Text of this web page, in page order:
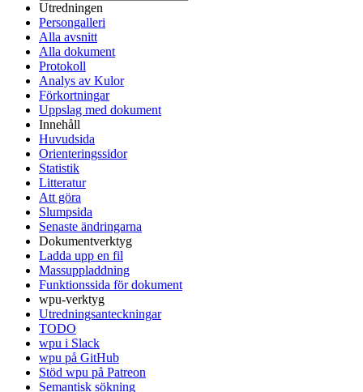
Utredningen
Persongalleri
Alla avsnitt
Alla dokument
Protokoll
Analys av Kulor
Förkortningar
Uppslag med dokument
Innehåll
Huvudsida
Orienteringssidor
Statistik
Litteratur
Att göra
Slumpsida
Senaste ändringarna
Dokumentverktyg
Ladda upp en fil
Massuppladdning
Funktionssida för dokument
wpu-verktyg
Utredningsanteckningar
TODO
wpu i Slack
wpu på GitHub
Stöd wpu på Patreon
Semantisk sökning